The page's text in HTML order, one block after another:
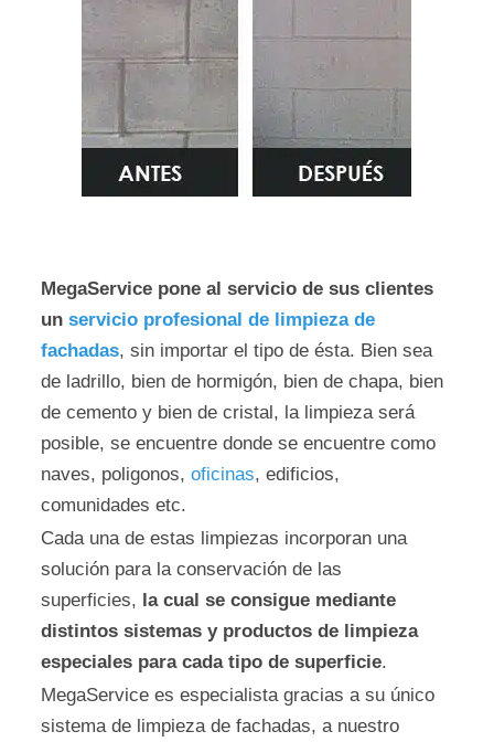
MegaService pone al servicio de sus clientes
un servicio profesional de limpieza de
fachadas, sin importar el tipo de ésta. Bien sea
de ladrillo, bien de hormigón, bien de chapa, bien
de cemento y bien de cristal, la limpieza será
posible, se encuentre donde se encuentre como
naves, poligonos, oficinas, edificios,
comunidades etc.
Cada una de estas limpiezas incorporan una
solución para la conservación de las
superficies, la cual se consigue mediante
distintos sistemas y productos de limpieza
especiales para cada tipo de superficie.
MegaService es especialista gracias a su único
sistema de limpieza de fachadas, a nuestro